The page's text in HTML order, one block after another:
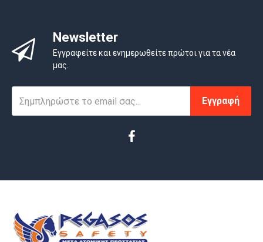
Newsletter
Εγγραφείτε και ενημερωθείτε πρώτοι για τα νέα
μας.
Εγγραφή